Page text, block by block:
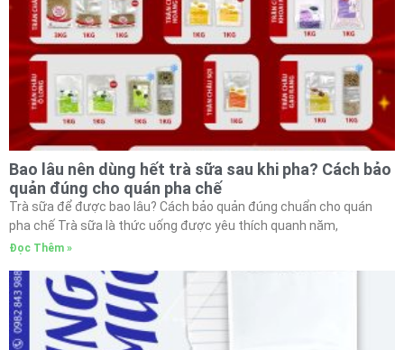
Bao lâu nên dùng hết trà sữa sau khi pha? Cách bảo
quản đúng cho quán pha chế
Trà sữa để được bao lâu? Cách bảo quản đúng chuẩn cho quán
pha chế Trà sữa là thức uống được yêu thích quanh năm,
Đọc Thêm »